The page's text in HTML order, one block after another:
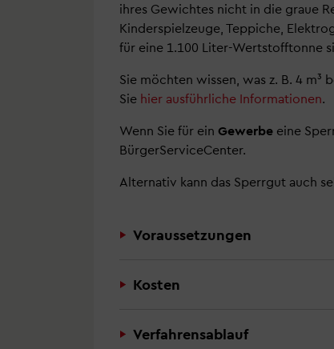
Branchenbuch
Gleichstellungsstelle
Sicherheit
Geoinformation.Kataster
Straßenreinigung und
Stadtbezirke
Kinder.Jugend.Familie
Soziales Miteinander
Umwelt
Stadtwald
Wirtschaftsförderung
Wissenschaftsstandort
ihres Gewichtes nicht in die graue
Kinderspielzeuge, Teppiche,
für eine 1.100 Liter-Wertstofftonne
Sie möchten wissen, was z. B. 4
Sie hier ausführliche Informationen.
Wenn Sie für ein Gewerbe eine
BürgerServiceCenter.
Alternativ kann das Sperrgut auch
Voraussetzungen
Kosten
Verfahrensablauf